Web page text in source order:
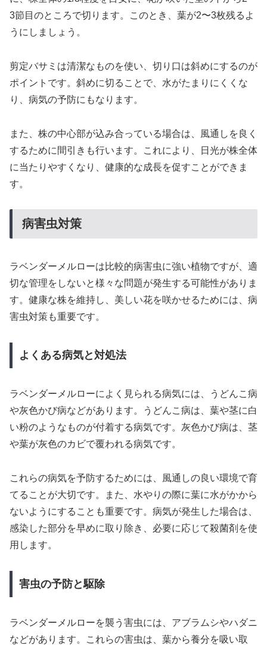
3節目のところで切ります。このとき、葉が2〜3枚残るよ
うにしましょう。
剪定バサミは清潔なものを使い、切り口は斜めにするのが
ポイントです。斜めに切ることで、水がたまりにくくな
り、病気の予防にもなります。
また、株の中心部が込み合っている場合は、風通しを良く
するために間引きも行います。これにより、日光が株全体
に当たりやすくなり、健康的な成長を促すことができま
す。
病害虫対策
ラベンダーメルローは比較的病害虫に強い植物ですが、適
切な管理をしないと様々な問題が発生する可能性がありま
す。健康な株を維持し、美しい花を咲かせるためには、病
害虫対策も重要です。
よくある病気と対処法
ラベンダーメルローによく見られる病気には、うどんこ病
や灰色かび病などがあります。うどんこ病は、葉や茎に白
い粉のようなものが付着する病気です。灰色かび病は、茎
や葉が灰色のカビで覆われる病気です。
これらの病気を予防するためには、風通しの良い環境で育
てることが大切です。また、水やりの際に葉に水がかから
ないようにすることも重要です。病気が発生した場合は、
感染した部分を早めに取り除き、必要に応じて殺菌剤を使
用します。
害虫の予防と駆除
ラベンダーメルローを襲う害虫には、アブラムシやハダニ
などがあります。これらの害虫は、葉から養分を吸い取